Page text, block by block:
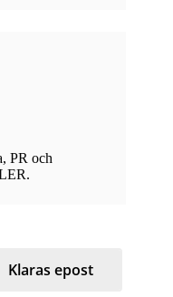
PR och
Klaras epost